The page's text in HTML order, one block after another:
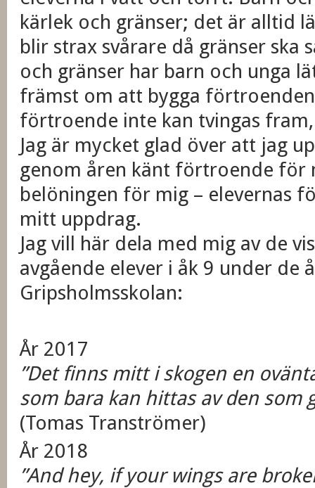
kärlek och gränser; det är alltid
blir strax svårare då gränser ska
och gränser har barn och unga
främst om att bygga
förtroende inte kan tvingas
Jag är mycket glad över att jag
genom åren känt förtroende för
belöningen för mig – elevernas
mitt uppdrag.
Jag vill här dela med mig av de
avgående elever i åk 9 under de
Gripsholmsskolan:
År 2017
”Det finns mitt i skogen en
som bara kan hittas av den som
(Tomas Tranströmer)
År 2018
”And hey, if your wings are